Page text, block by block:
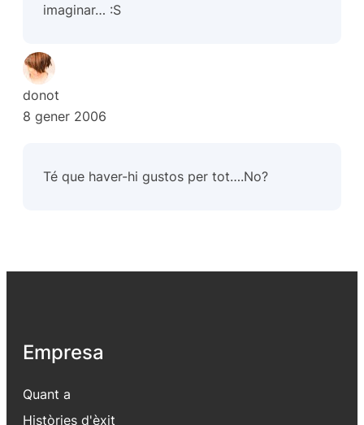
imaginar… :S
donot
8 gener 2006
Té que haver-hi gustos per tot….No?
Empresa
Quant a
Històries d'èxit